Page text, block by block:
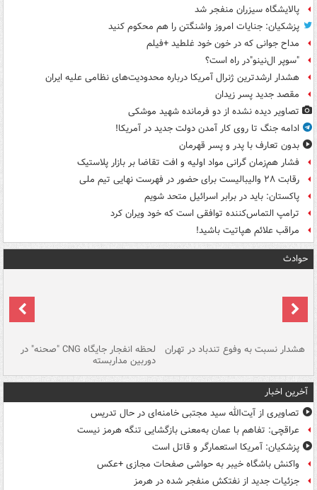
پالایشگاه سیزران منفجر شد
پزشکیان: جنایات امروز واشنگتن را هم محکوم کنید
مداح جوانی که در خون خود غلطید +فیلم
"سوپر ال‌نینو"در راه است؟
هشدار ارشدترین ژنرال آمریکا درباره محدودیت‌های نظامی علیه ایران
مقصد جدید پسر زیدان
تصاویر دیده‌ نشده از دو فرمانده شهید موشکی
ادامه جنگ تا روی کار آمدن دولت جدید در آمریکا!
بدون تعارف با پدر و پسر قهرمان
فشار هم‌زمان گرانی مواد اولیه و افت تقاضا بر بازار پلاستیک
رقابت ۲۸ والیبالیست برای حضور در فهرست نهایی تیم ملی
پاکستان: باید در برابر اسرائیل متحد شویم
ترامپ التماس‌کننده توافقی است که خود ویران کرد
مراقب علائم هپاتیت باشید!
حوادث
هشدار نسبت به وفوع تندباد در تهران لحظه انفجار جایگاه CNG "صحنه" در
دوربین مداربسته
آخرین اخبار
تصاویری از آیت‌الله سید مجتبی خامنه‌ای در حال تدریس
عراقچی: تفاهم با عمان به‌معنی بازگشایی تنگه هرمز نیست
پزشکیان: آمریکا استعمارگر و قاتل است
واکنش باشگاه خیبر به حواشی صفحات مجازی +عکس
جزئیات جدید از نفتکش منفجر شده در هرمز